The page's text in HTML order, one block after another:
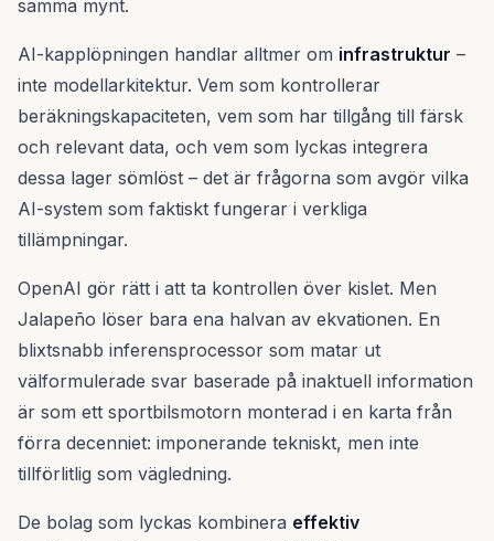
samma mynt.
AI-kapplöpningen handlar alltmer om infrastruktur –
inte modellarkitektur. Vem som kontrollerar
beräkningskapaciteten, vem som har tillgång till färsk
och relevant data, och vem som lyckas integrera
dessa lager sömlöst – det är frågorna som avgör vilka
AI-system som faktiskt fungerar i verkliga
tillämpningar.
OpenAI gör rätt i att ta kontrollen över kislet. Men
Jalapeño löser bara ena halvan av ekvationen. En
blixtsnabb inferensprocessor som matar ut
välformulerade svar baserade på inaktuell information
är som ett sportbilsmotorn monterad i en karta från
förra decenniet: imponerande tekniskt, men inte
tillförlitlig som vägledning.
De bolag som lyckas kombinera effektiv